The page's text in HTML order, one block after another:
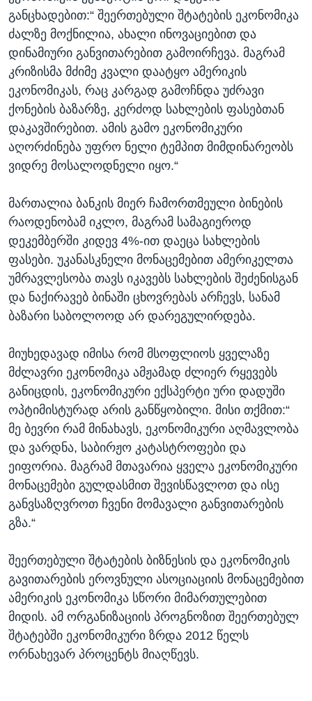
განცხადებით:“ შეერთებული შტატების ეკონომიკა
ძალზე მოქნილია, ახალი ინოვაციებით და
დინამიური განვითარებით გამოირჩევა. მაგრამ
კრიზისმა მძიმე კვალი დაატყო ამერიკის
ეკონომიკას, რაც კარგად გამოჩნდა უძრავი
ქონების ბაზარზე, კერძოდ სახლების ფასებთან
დაკავშირებით. ამის გამო ეკონომიკური
აღორძინება უფრო ნელი ტემპით მიმდინარეობს
ვიდრე მოსალოდნელი იყო.“
მართალია ბანკის მიერ ჩამორთმეული ბინების
რაოდენობამ იკლო, მაგრამ სამაგიეროდ
დეკემბერში კიდევ 4%-ით დაეცა სახლების
ფასები. უკანასკნელი მონაცემებით ამერიკელთა
უმრავლესობა თავს იკავებს სახლების შეძენისგან
და ნაქირავებ ბინაში ცხოვრებას არჩევს, სანამ
ბაზარი საბოლოოდ არ დარეგულირდება.
მიუხედავად იმისა რომ მსოფლიოს ყველაზე
მძლავრი ეკონომიკა ამჟამად ძლიერ რყევებს
განიცდის, ეკონომიკური ექსპერტი ური დადუში
ოპტიმისტურად არის განწყობილი. მისი თქმით:“
მე ბევრი რამ მინახავს, ეკონომიკური აღმავლობა
და ვარდნა, საბირჟო კატასტროფები და
ეიფორია. მაგრამ მთავარია ყველა ეკონომიკური
მონაცემები გულდასმით შევისწავლოთ და ისე
განვსაზღვროთ ჩვენი მომავალი განვითარების
გზა.“
შეერთებული შტატების ბიზნესის და ეკონომიკის
გავითარების ეროვნული ასოციაციის მონაცემებით
ამერიკის ეკონომიკა სწორი მიმართულებით
მიდის. ამ ორგანიზაციის პროგნოზით შეერთებულ
შტატებში ეკონომიკური ზრდა 2012 წელს
ორნახევარ პროცენტს მიაღწევს.